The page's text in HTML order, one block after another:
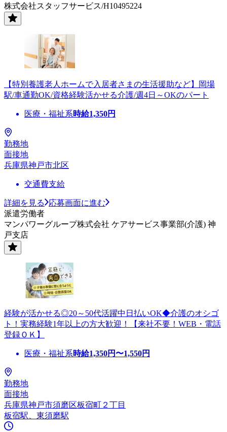
株式会社スタッフサービス/H10495224
【特別養護老人ホームで入居者さまの生活援助など】岡場
駅/車通勤OK/資格経験活かせる介護/週4日～OKのパート
医療・福祉系時給1,350円
勤務地
面接地
兵庫県神戸市北区
交通費支給
詳細を見る
応募画面に進む
派遣労働者
マンパワーグループ株式会社 ケアサービス事業部(介護) 神
戸支店
経験が活かせる◎20～50代活躍中日払いOK◆介護のオシゴ
ト！実務経験1年以上の方大歓迎！【来社不要！WEB・電話
登録ＯＫ】
医療・福祉系時給1,350円〜1,550円
勤務地
面接地
兵庫県神戸市須磨区板宿町２丁目
板宿駅、東須磨駅